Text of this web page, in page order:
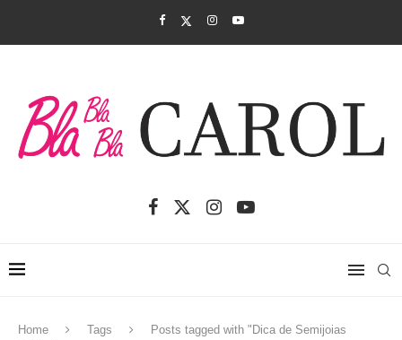
Home Tags
Posts tagged with "Dica de Semijoias